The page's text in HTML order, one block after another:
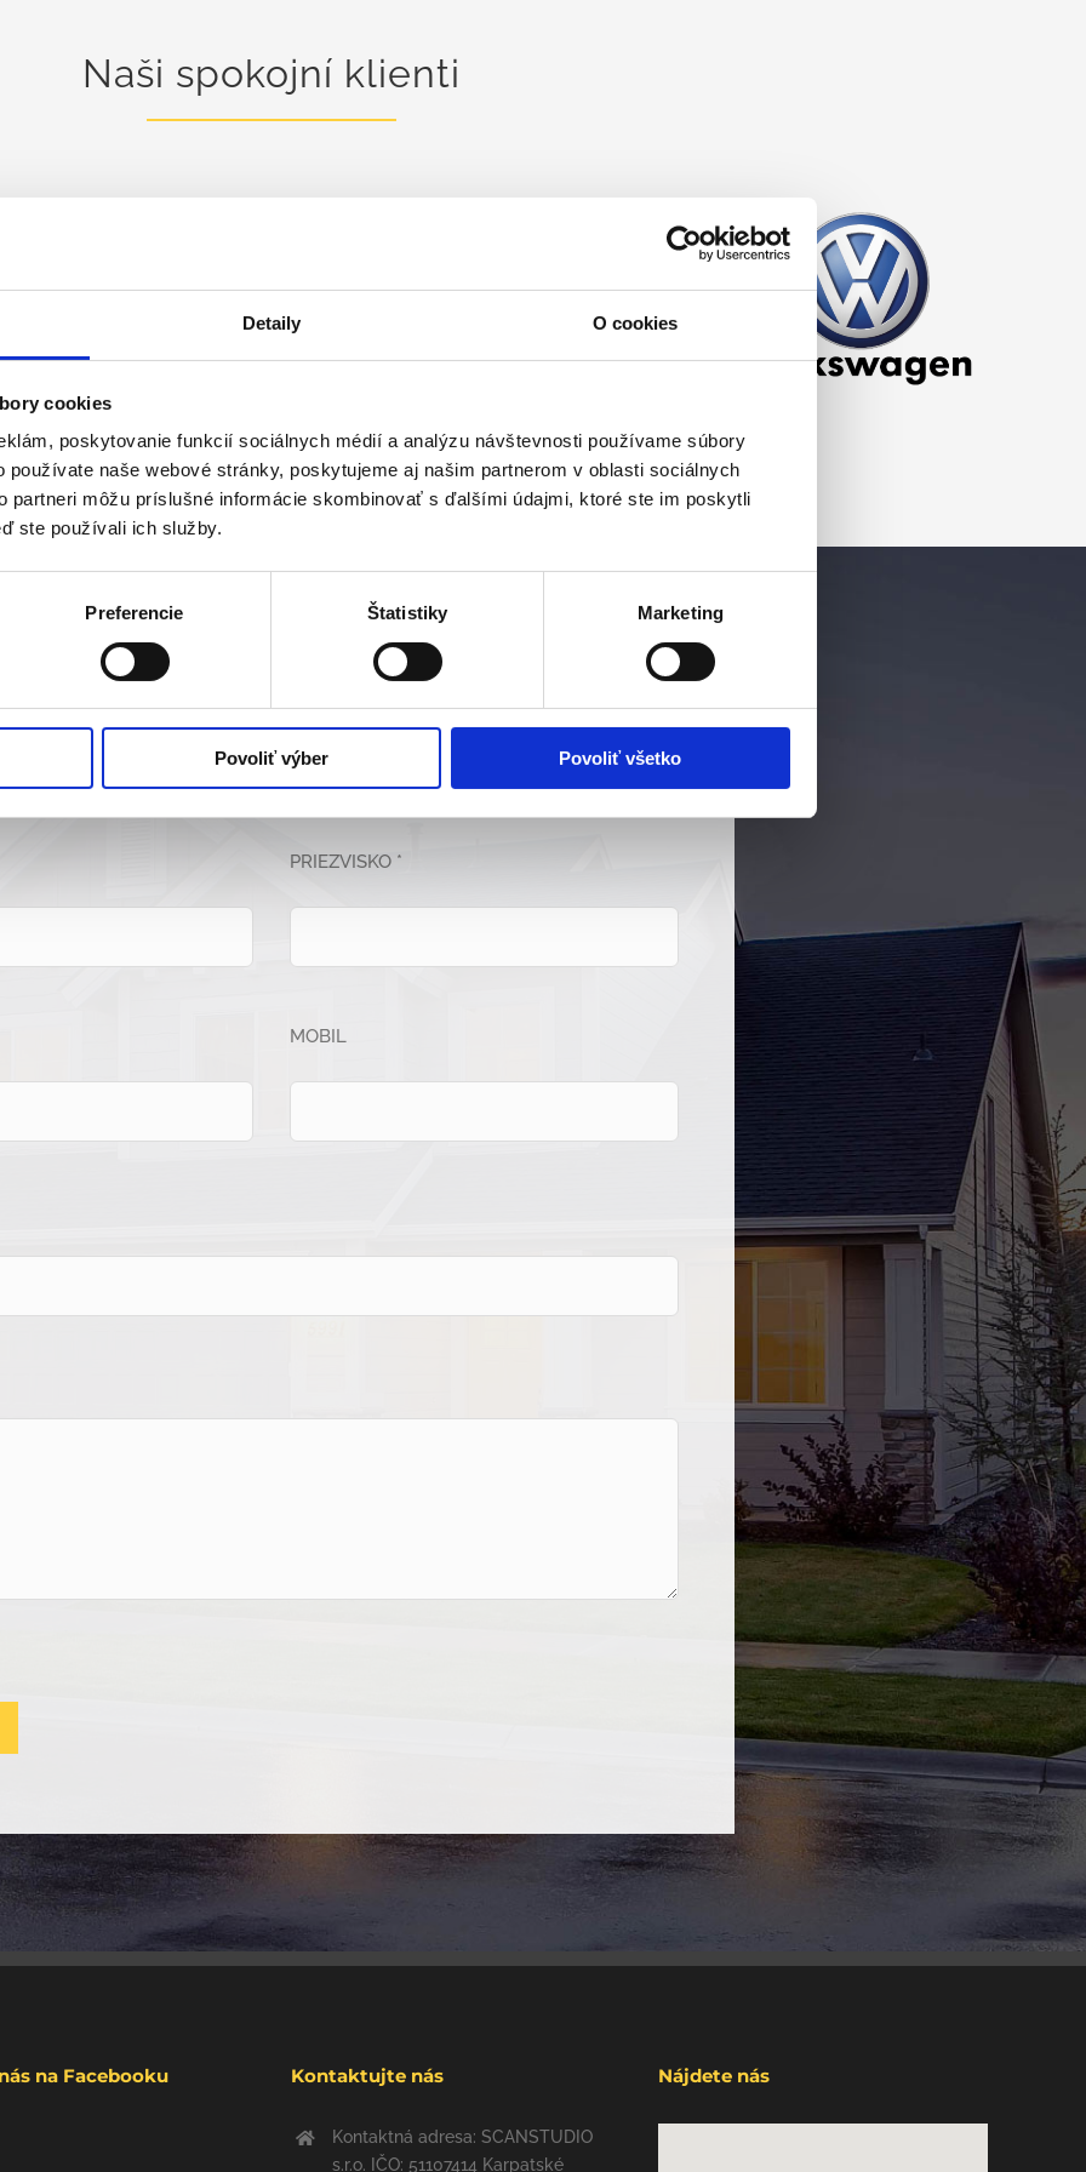
Detaily O cookies
cookies
poskytovanie funkcií sociálnych médií a analýzu návštevnosti používame súbory
používate naše webové stránky, poskytujeme aj našim partnerom v oblasti sociálnych
partneri môžu príslušné informácie skombinovať s ďalšími údajmi, ktoré ste im poskytli
ste používali ich služby.
Preferencie Štatistiky Marketing
Povoliť výber Povoliť všetko
Naši spokojní klienti
Kontaktujte nás
PRIEZVISKO *
MOBIL
na Facebooku Kontaktujte nás
Kontaktná adresa: SCANSTUDIO
s.r.o. IČO: 51107414 Karpatské
Nájdete nás